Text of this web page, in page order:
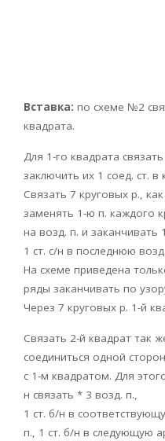
Вставка: по схеме №2
квадрата.
Для 1-го квадрата
заключить их 1 соед. ст. в
Связать 7 круговых р.,
заменять 1-ю п. каждого
на возд. п. и заканчивать
1 ст. с/н в последнюю
На схеме приведена
ряды заканчивать по
Через 7 круговых р. 1-й
Связать 2-й квадрат так
соединиться одной
с 1-м квадратом. Для
н связать * 3 возд. п.,
1 ст. б/н в
п., 1 ст. б/н в следующую